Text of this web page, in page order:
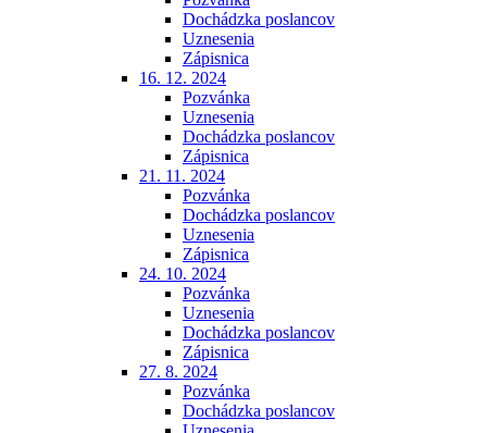
Dochádzka poslancov
Uznesenia
Zápisnica
16. 12. 2024
Pozvánka
Uznesenia
Dochádzka poslancov
Zápisnica
21. 11. 2024
Pozvánka
Dochádzka poslancov
Uznesenia
Zápisnica
24. 10. 2024
Pozvánka
Uznesenia
Dochádzka poslancov
Zápisnica
27. 8. 2024
Pozvánka
Dochádzka poslancov